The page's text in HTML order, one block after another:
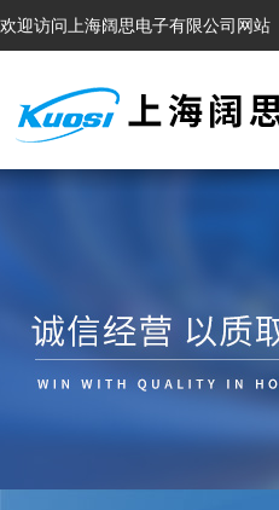
欢迎访问上海阔思电子有限公司网站